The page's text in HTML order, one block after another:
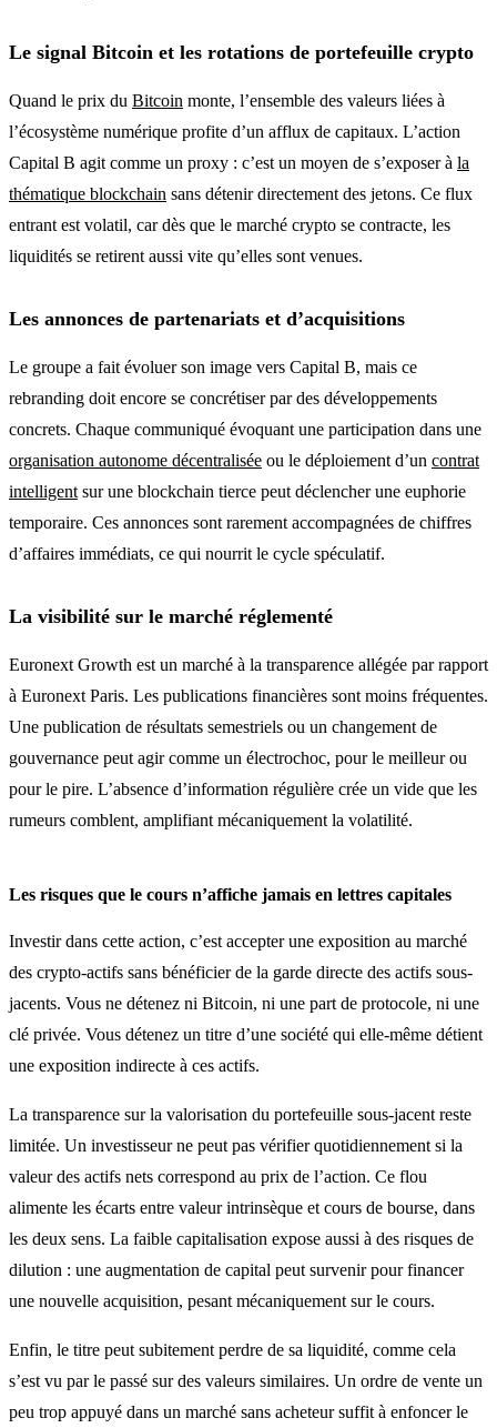
Le signal Bitcoin et les rotations de portefeuille crypto
Quand le prix du Bitcoin monte, l’ensemble des valeurs liées à
l’écosystème numérique profite d’un afflux de capitaux. L’action
Capital B agit comme un proxy : c’est un moyen de s’exposer à la
thématique blockchain sans détenir directement des jetons. Ce flux
entrant est volatil, car dès que le marché crypto se contracte, les
liquidités se retirent aussi vite qu’elles sont venues.
Les annonces de partenariats et d’acquisitions
Le groupe a fait évoluer son image vers Capital B, mais ce
rebranding doit encore se concrétiser par des développements
concrets. Chaque communiqué évoquant une participation dans une
organisation autonome décentralisée ou le déploiement d’un contrat
intelligent sur une blockchain tierce peut déclencher une euphorie
temporaire. Ces annonces sont rarement accompagnées de chiffres
d’affaires immédiats, ce qui nourrit le cycle spéculatif.
La visibilité sur le marché réglementé
Euronext Growth est un marché à la transparence allégée par rapport
à Euronext Paris. Les publications financières sont moins fréquentes.
Une publication de résultats semestriels ou un changement de
gouvernance peut agir comme un électrochoc, pour le meilleur ou
pour le pire. L’absence d’information régulière crée un vide que les
rumeurs comblent, amplifiant mécaniquement la volatilité.
Les risques que le cours n’affiche jamais en lettres capitales
Investir dans cette action, c’est accepter une exposition au marché
des crypto-actifs sans bénéficier de la garde directe des actifs sous-
jacents. Vous ne détenez ni Bitcoin, ni une part de protocole, ni une
clé privée. Vous détenez un titre d’une société qui elle-même détient
une exposition indirecte à ces actifs.
La transparence sur la valorisation du portefeuille sous-jacent reste
limitée. Un investisseur ne peut pas vérifier quotidiennement si la
valeur des actifs nets correspond au prix de l’action. Ce flou
alimente les écarts entre valeur intrinsèque et cours de bourse, dans
les deux sens. La faible capitalisation expose aussi à des risques de
dilution : une augmentation de capital peut survenir pour financer
une nouvelle acquisition, pesant mécaniquement sur le cours.
Enfin, le titre peut subitement perdre de sa liquidité, comme cela
s’est vu par le passé sur des valeurs similaires. Un ordre de vente un
peu trop appuyé dans un marché sans acheteur suffit à enfoncer le